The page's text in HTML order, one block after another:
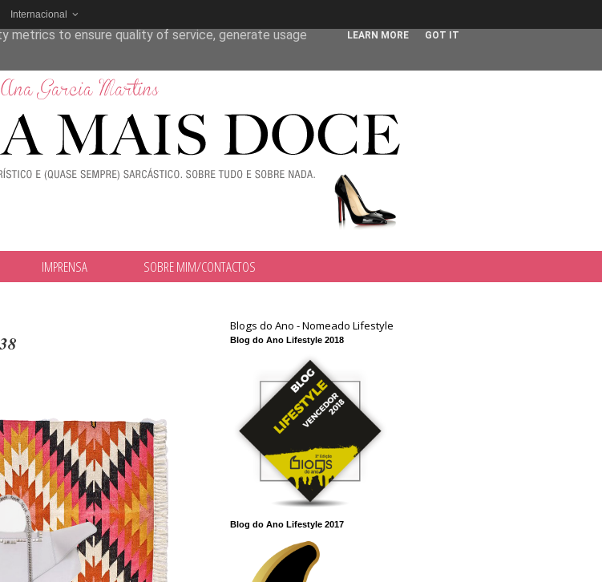
Internacional
IMPRENSA SOBRE MIM/CONTACTOS
Blogs do Ano - Nomeado Lifestyle
Blog do Ano Lifestyle 2018
Blog do Ano Lifestyle 2017
to analyze traffic. Your IP address and user-agent
metrics to ensure quality of service, generate usage
LEARN MORE GOT IT